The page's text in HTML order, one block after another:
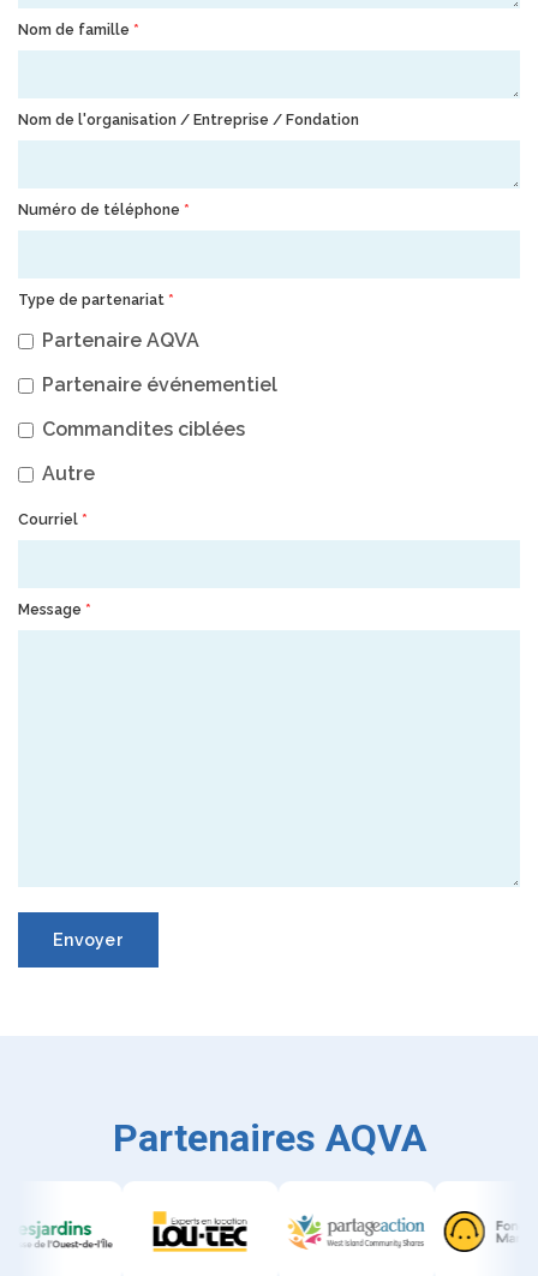
Nom de famille *
Nom de l'organisation / Entreprise / Fondation
Numéro de téléphone *
Type de partenariat *
Partenaire AQVA
Partenaire événementiel
Commandites ciblées
Autre
Courriel *
Message *
Envoyer
Partenaires AQVA